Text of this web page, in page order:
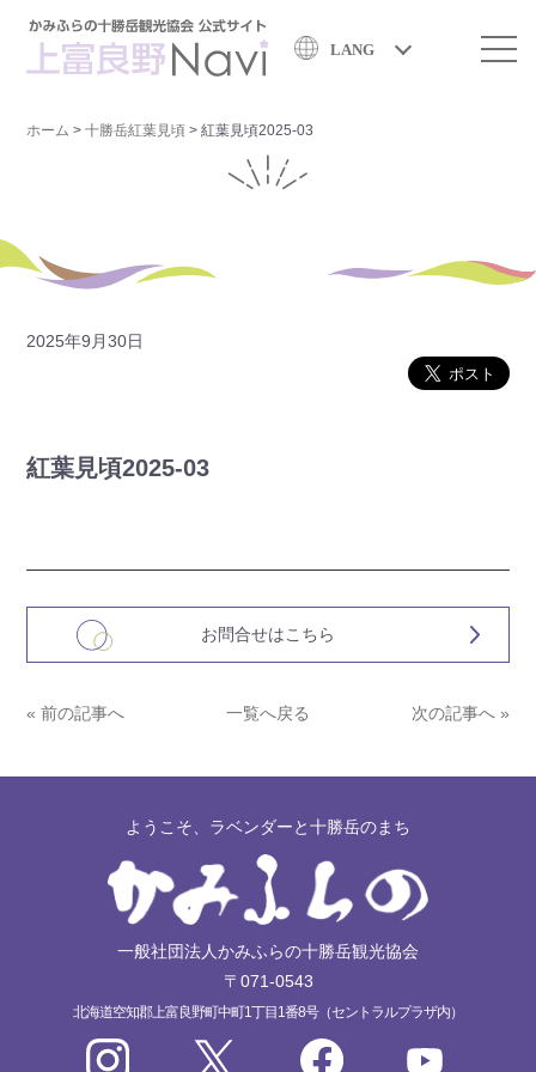
LANG
ホーム >十勝岳紅葉見頃 >紅葉見頃2025-03
2025年9月30日
紅葉見頃2025-03
お問合せはこちら
« 前の記事へ 一覧へ戻る 次の記事へ »
ようこそ、ラベンダーと十勝岳のまち
一般社団法人かみふらの十勝岳観光協会
〒071-0543
北海道空知郡上富良野町中町1丁目1番8号（セントラルプラザ内）